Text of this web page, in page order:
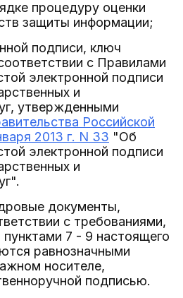
процедуру оценки
защиты информации;
подписи, ключ
с Правилами
электронной подписи
и
утвержденными
Российской
2013 г. N 33 "Об
электронной подписи
и
документы,
с требованиями,
7 - 9 настоящего
равнозначными
носителе,
подписью.